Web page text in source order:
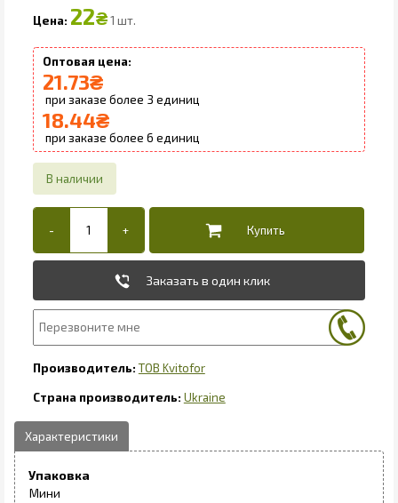
22₴ 1 шт.
21.73₴
3
18.44₴
6
Заказать в один клик
ТОВ Kvitofor
Ukraine
Упаковка
Мини